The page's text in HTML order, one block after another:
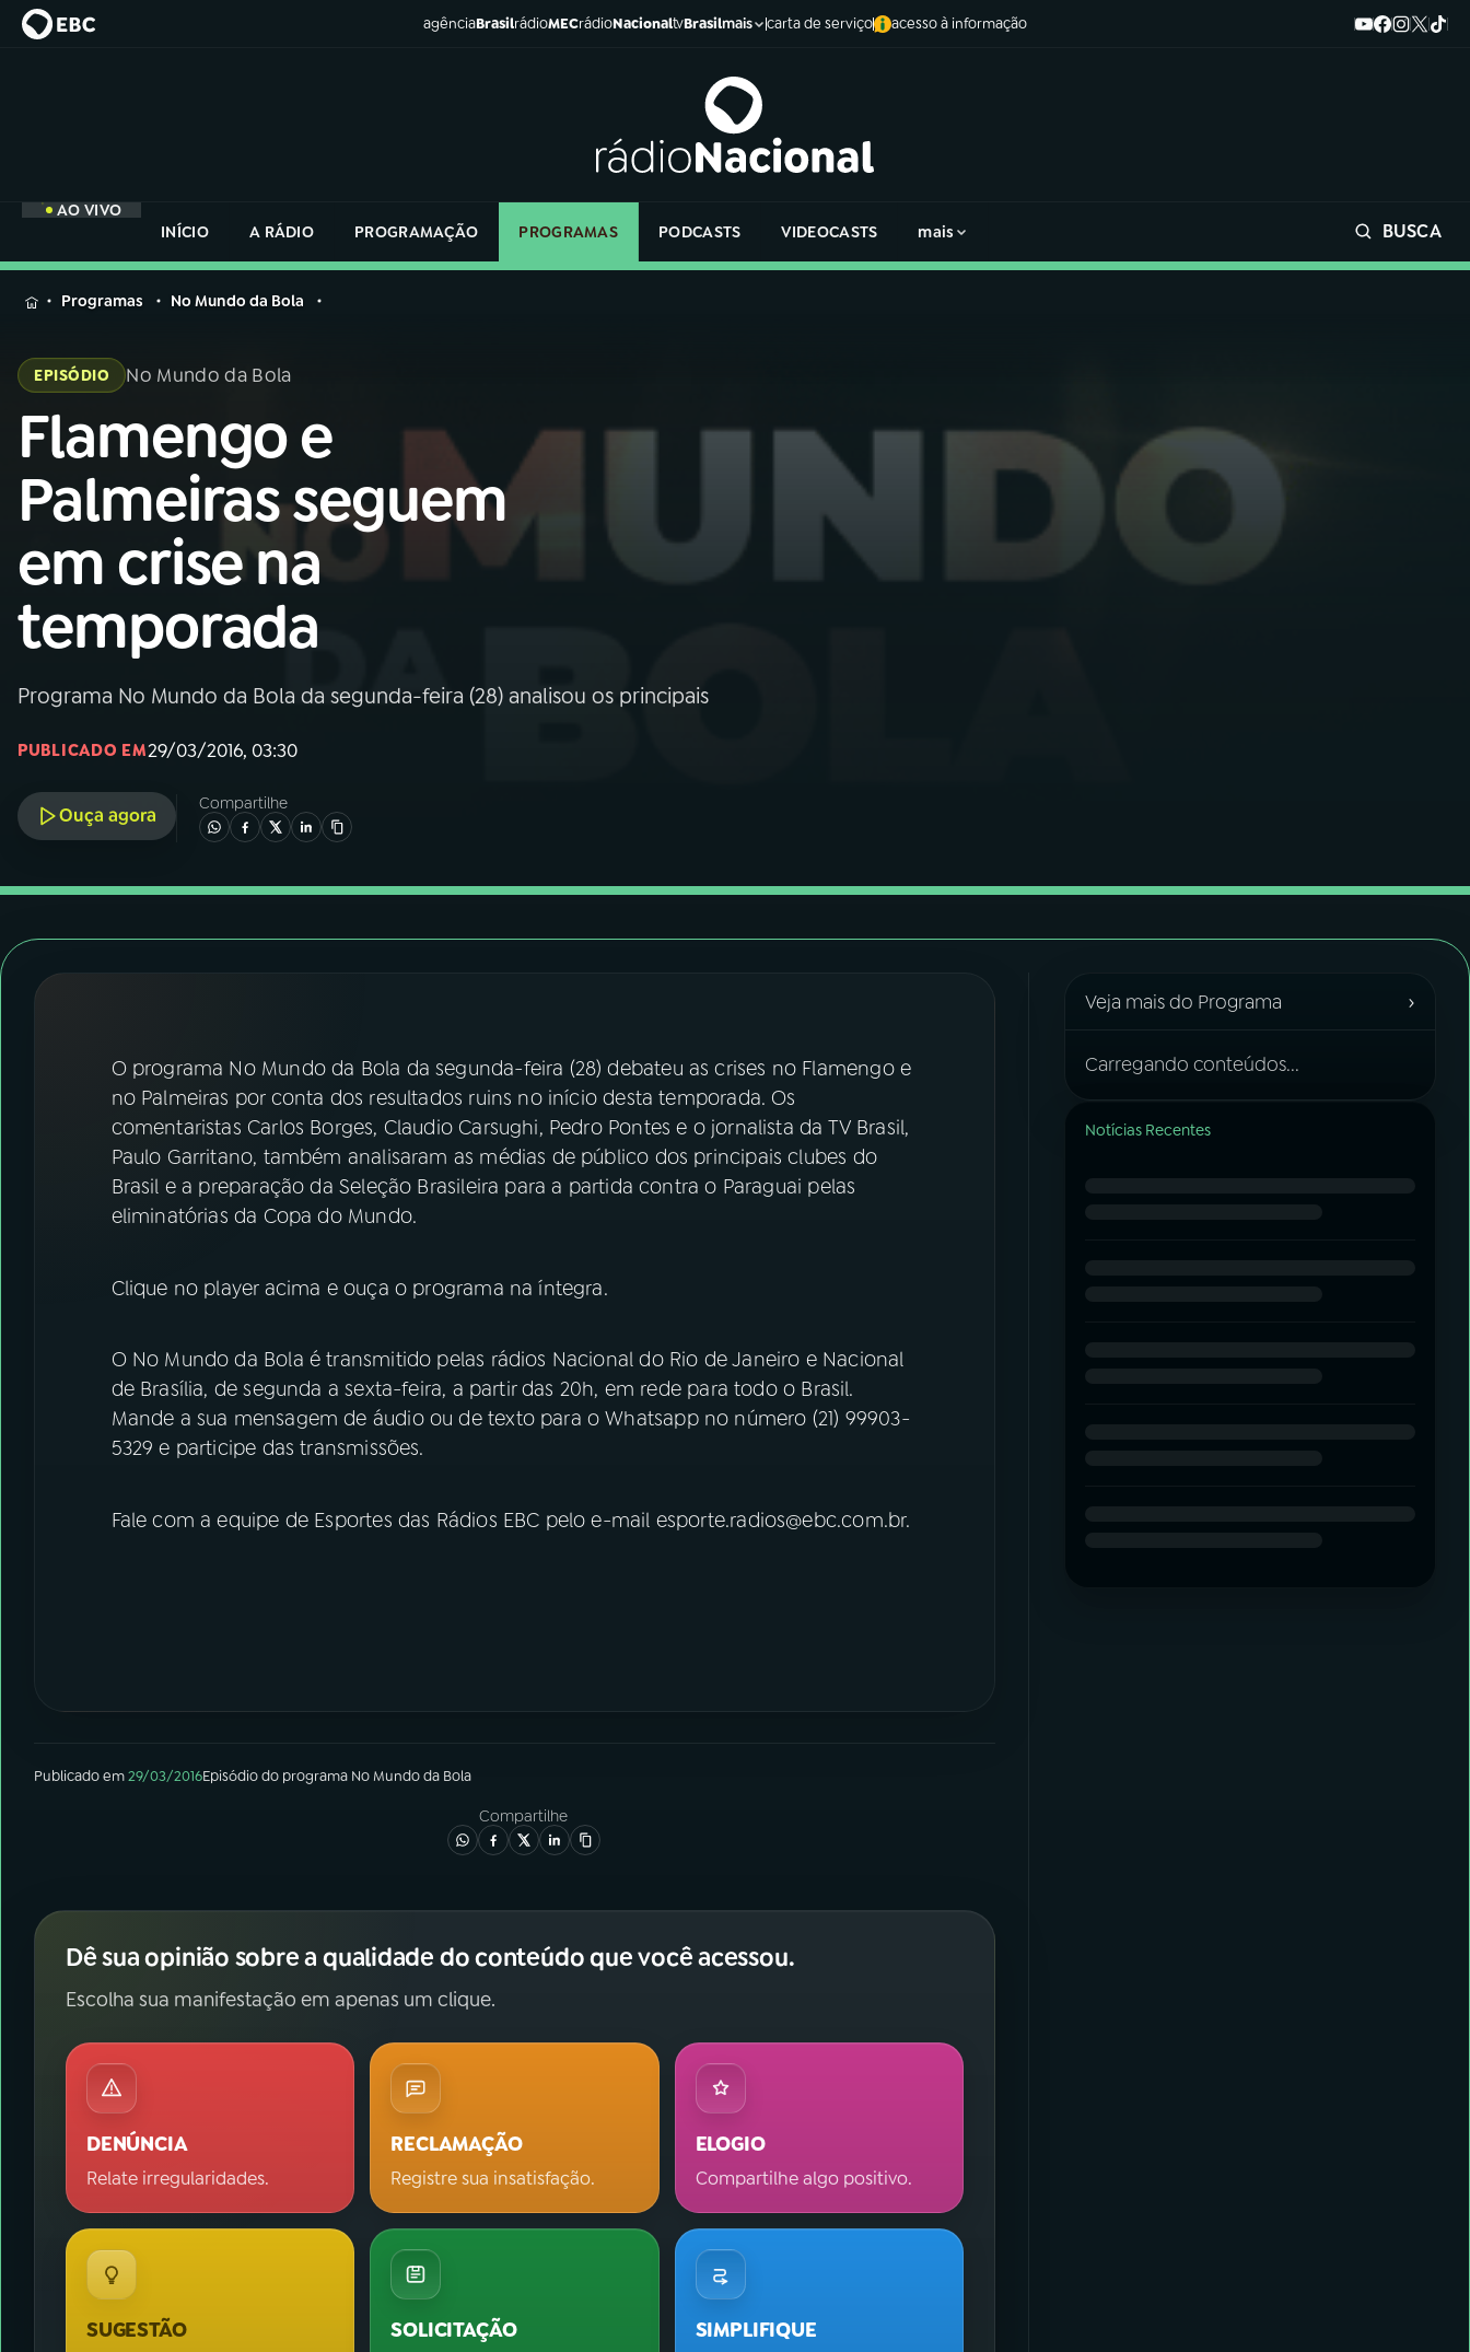
agênciaBrasilrádioMECrádioNacionaltvBrasilmais carta de serviço acesso à informação
AO VIVO
INÍCIO
A RÁDIO PROGRAMAÇÃO PROGRAMAS PODCASTS VIDEOCASTS mais BUSCA
MENU
Buscar
na
Rádio
Nacional
01INÍCIO
02A RÁDIO
03PROGRAMAÇÃO
05PODCASTS
FESTIVAL DE MÚSICA
ACOMPANHE A RÁDIO NACIONAL
Facebook
Instagram X
na
Rádio
Programas No Mundo da Bola
EPISÓDIO No Mundo da Bola
Flamengo e
Palmeiras seguem
em crise na
temporada
Programa No Mundo da Bola da segunda-feira (28) analisou os principais
PUBLICADO EM29/03/2016, 03:30
Ouça agora
Compartilhe
O programa No Mundo da Bola da segunda-feira (28) debateu as crises no Flamengo e
no Palmeiras por conta dos resultados ruins no início desta temporada. Os
comentaristas Carlos Borges, Claudio Carsughi, Pedro Pontes e o jornalista da TV Brasil,
Paulo Garritano, também analisaram as médias de público dos principais clubes do
Brasil e a preparação da Seleção Brasileira para a partida contra o Paraguai pelas
eliminatórias da Copa do Mundo.
Clique no player acima e ouça o programa na íntegra.
O No Mundo da Bola é transmitido pelas rádios Nacional do Rio de Janeiro e Nacional
de Brasília, de segunda a sexta-feira, a partir das 20h, em rede para todo o Brasil.
Mande a sua mensagem de áudio ou de texto para o Whatsapp no número (21) 99903-
5329 e participe das transmissões.
Fale com a equipe de Esportes das Rádios EBC pelo e-mail esporte.radios@ebc.com.br.
Publicado em29/03/2016Episódiodo programa No Mundo da Bola
Compartilhe
Dê sua opinião sobre a qualidade do conteúdo que você acessou.
Escolha sua manifestação em apenas um clique.
DENÚNCIA
Relate irregularidades.
RECLAMAÇÃO
Registre sua insatisfação.
ELOGIO
Compartilhe algo positivo.
SUGESTÃO SOLICITAÇÃO SIMPLIFIQUE
Veja mais do Programa ›
Carregando conteúdos...
Notícias Recentes